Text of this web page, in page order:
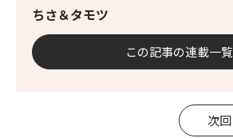
ちさ＆タモツ
この記事の連載一覧
次回